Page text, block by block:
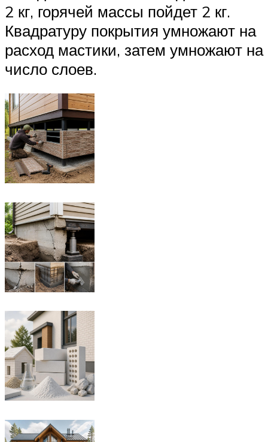
2 кг, горячей массы пойдет 2 кг.
Квадратуру покрытия умножают на
расход мастики, затем умножают на
число слоев.